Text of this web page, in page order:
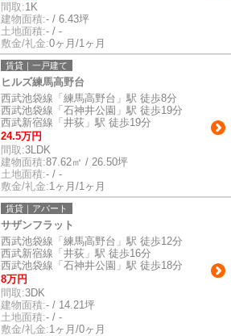
間取:1K
建物面積:- / 6.43坪
土地面積:- / -
敷金/礼金:0ヶ月/1ヶ月
賃貸｜一戸建て
ヒルズ練馬高野台
西武池袋線「練馬高野台」駅 徒歩8分
西武池袋線「石神井公園」駅 徒歩19分
西武新宿線「井荻」駅 徒歩19分
24.5万円
間取:3LDK
建物面積:87.62㎡ / 26.50坪
土地面積:- / -
敷金/礼金:1ヶ月/1ヶ月
賃貸｜アパート
サザンフラット
西武池袋線「練馬高野台」駅 徒歩12分
西武新宿線「井荻」駅 徒歩16分
西武池袋線「石神井公園」駅 徒歩18分
8万円
間取:3DK
建物面積:- / 14.21坪
土地面積:- / -
敷金/礼金:1ヶ月/0ヶ月